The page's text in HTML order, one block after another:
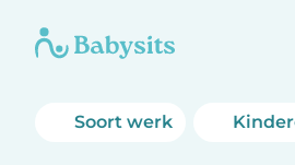
Soort werk